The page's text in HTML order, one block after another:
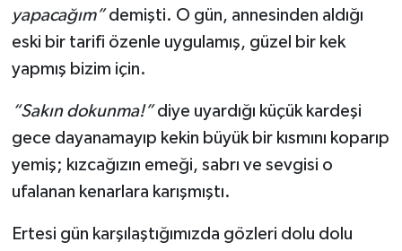
yapacağım”demişti. O gün, annesinden aldığı
eski bir tarifi özenle uygulamış, güzel bir kek
yapmış bizim için.
“Sakın dokunma!”diye uyardığı küçük kardeşi
gece dayanamayıp kekin büyük bir kısmını koparıp
yemiş; kızcağızın emeği, sabrı ve sevgisi o
ufalanan kenarlara karışmıştı.
Ertesi gün karşılaştığımızda gözleri dolu dolu